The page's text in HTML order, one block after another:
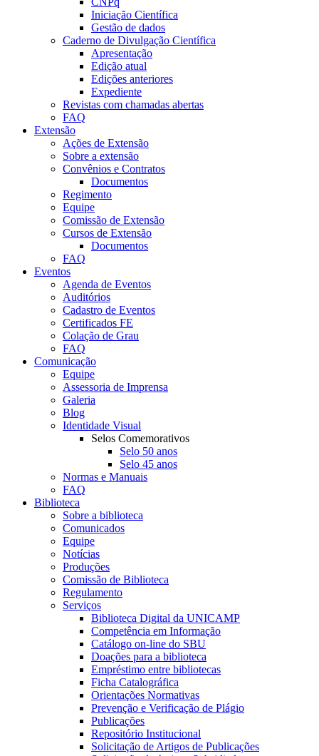
Iniciação Científica
Gestão de dados
Caderno de Divulgação Científica
Apresentação
Edição atual
Edições anteriores
Expediente
Revistas com chamadas abertas
FAQ
Extensão
Ações de Extensão
Sobre a extensão
Convênios e Contratos
Documentos
Regimento
Equipe
Comissão de Extensão
Cursos de Extensão
Documentos
FAQ
Eventos
Agenda de Eventos
Auditórios
Cadastro de Eventos
Certificados FE
Colação de Grau
FAQ
Comunicação
Equipe
Assessoria de Imprensa
Galeria
Blog
Identidade Visual
Selos Comemorativos
Selo 50 anos
Selo 45 anos
Normas e Manuais
FAQ
Biblioteca
Sobre a biblioteca
Comunicados
Equipe
Notícias
Produções
Comissão de Biblioteca
Regulamento
Serviços
Biblioteca Digital da UNICAMP
Competência em Informação
Catálogo on-line do SBU
Doações para a biblioteca
Empréstimo entre bibliotecas
Ficha Catalográfica
Orientações Normativas
Prevenção e Verificação de Plágio
Publicações
Repositório Institucional
Solicitação de Artigos de Publicações